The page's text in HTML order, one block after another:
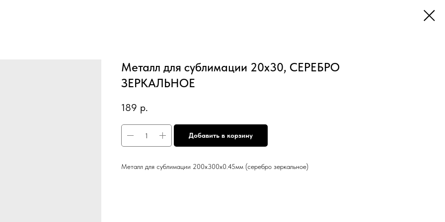
Металл для сублимации 20x30, СЕРЕБРО
ЗЕРКАЛЬНОЕ
189 р.
Добавить в корзину
Металл для сублимации 200х300х0.45мм (серебро зеркальное)